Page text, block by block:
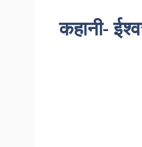
कहानी-